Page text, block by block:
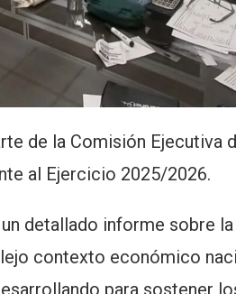
de la Comisión Ejecutiva
al Ejercicio 2025/2026.
detallado informe sobre
contexto económico
para sostener